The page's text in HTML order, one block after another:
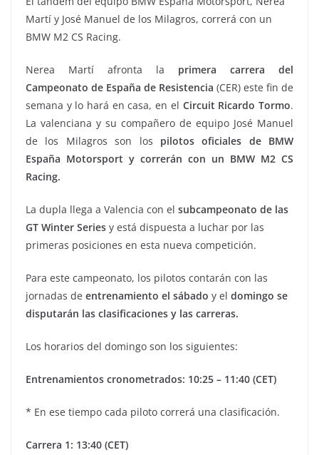
Martí y José Manuel de los Milagros, correrá con un
BMW M2 CS Racing.
Nerea Martí afronta la primera carrera del
Campeonato de España de Resistencia (CER) este fin de
semana y lo hará en casa, en el Circuit Ricardo Tormo.
La valenciana y su compañero de equipo José Manuel
de los Milagros son los pilotos oficiales de BMW
España Motorsport y correrán con un BMW M2 CS
Racing.
La dupla llega a Valencia con el subcampeonato de las
GT Winter Series y está dispuesta a luchar por las
primeras posiciones en esta nueva competición.
Para este campeonato, los pilotos contarán con las
jornadas de entrenamiento el sábado y el domingo se
disputarán las clasificaciones y las carreras.
Los horarios del domingo son los siguientes:
Entrenamientos cronometrados: 10:25 – 11:40 (CET)
* En ese tiempo cada piloto correrá una clasificación.
Carrera 1: 13:40 (CET)